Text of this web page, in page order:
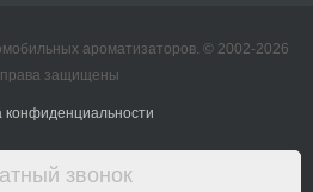
ароматизаторов. © 2002-2026
защищены
конфиденциальности
звонок